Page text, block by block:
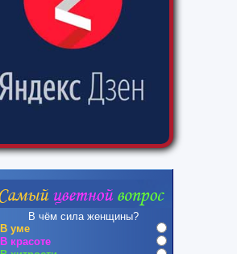
В чём сила женщины?
В уме
В красоте